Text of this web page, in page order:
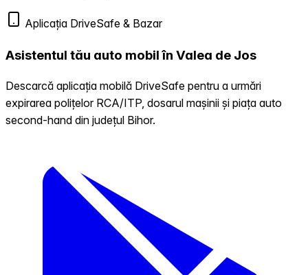
Aplicația DriveSafe & Bazar
Asistentul tău auto mobil în Valea de Jos
Descarcă aplicația mobilă DriveSafe pentru a urmări
expirarea polițelor RCA/ITP, dosarul mașinii și piața auto
second-hand din județul Bihor.